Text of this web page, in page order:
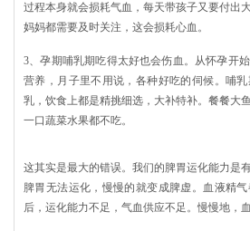
过程本身就会损耗气血，每天带孩子又要付出
妈妈都需要及时关注，这会损耗心血。
3、孕期哺乳期吃得太好也会伤血。从怀孕开
营养，月子里不用说，各种好吃的伺候。哺
乳，饮食上都是精挑细选，大补特补。餐餐大
一口蔬菜水果都不吃。
这其实是最大的错误。我们的脾胃运化能力是
脾胃无法运化，慢慢的就变成脾虚。血液精
后，运化能力不足，气血供应不足。慢慢地，